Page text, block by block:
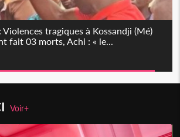
tragiques à Kossandji (Mé)
fait 03 morts, Achi : « le...
Voir+